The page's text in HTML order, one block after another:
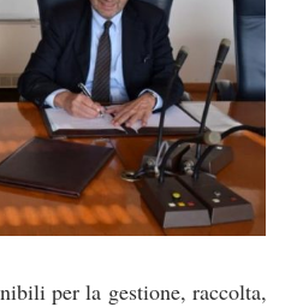
per la gestione, raccolta,